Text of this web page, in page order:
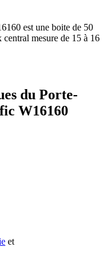
est une boite de 50
mesure de 15 à 16
du Porte-
W16160
et